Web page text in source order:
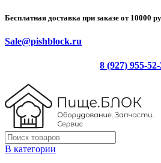
Бесплатная доставка при заказе от 10000
Sale@pishblock.ru
8 (927) 955-52-
В категории